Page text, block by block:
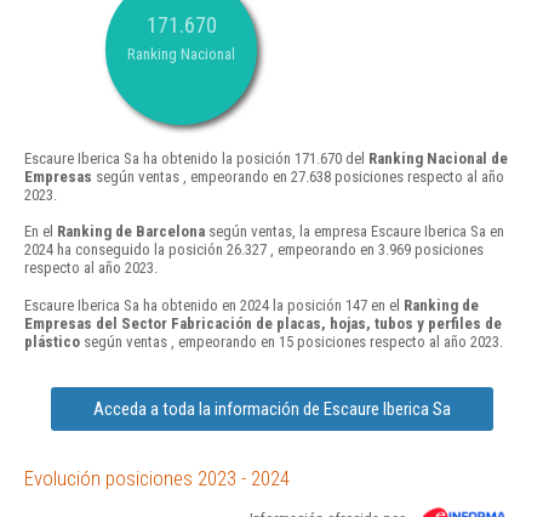
171.670
Ranking Nacional
Escaure Iberica Sa ha obtenido la posición 171.670 del Ranking Nacional de
Empresas según ventas , empeorando en 27.638 posiciones respecto al año
2023.
En el Ranking de Barcelona según ventas, la empresa Escaure Iberica Sa en
2024 ha conseguido la posición 26.327 , empeorando en 3.969 posiciones
respecto al año 2023.
Escaure Iberica Sa ha obtenido en 2024 la posición 147 en el Ranking de
Empresas del Sector Fabricación de placas, hojas, tubos y perfiles de
plástico según ventas , empeorando en 15 posiciones respecto al año 2023.
Acceda a toda la información de Escaure Iberica Sa
Evolución posiciones 2023 - 2024